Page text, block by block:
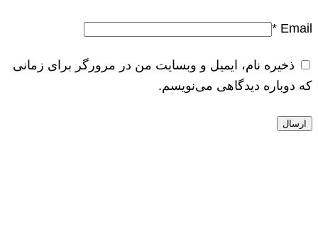
Email
*
ذخیره نام، ایمیل و وبسایت من در مرورگر برای زمانی
که دوباره دیدگاهی می‌نویسم.